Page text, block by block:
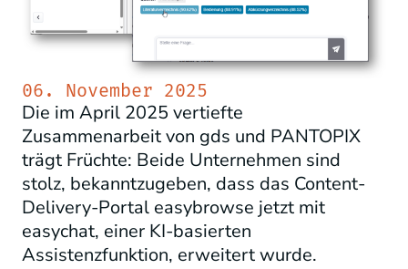
06. November 2025
Die im April 2025 vertiefte
Zusammenarbeit von gds und PANTOPIX
trägt Früchte: Beide Unternehmen sind
stolz, bekanntzugeben, dass das Content-
Delivery-Portal easybrowse jetzt mit
easychat, einer KI-basierten
Assistenzfunktion, erweitert wurde.